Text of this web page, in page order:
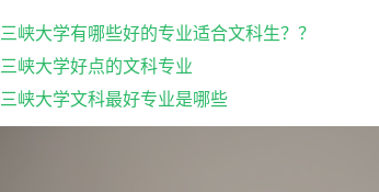
三峡大学有哪些好的专业适合文科生？？
三峡大学好点的文科专业
三峡大学文科最好专业是哪些